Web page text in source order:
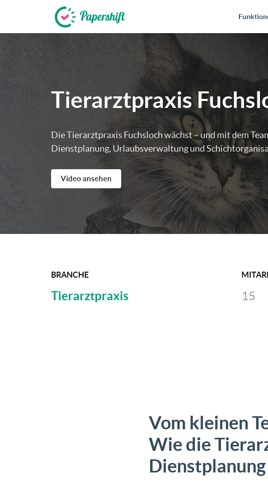
+49 721 50 95 79 69
Tierarztpraxis
Die Tierarztpraxis Fuchsloch wächst – und mit dem
Dienstplanung, Urlaubsverwaltung und
Video ansehen
BRANCHE
Tierarztpraxis 15
Vom kleinen
Wie die